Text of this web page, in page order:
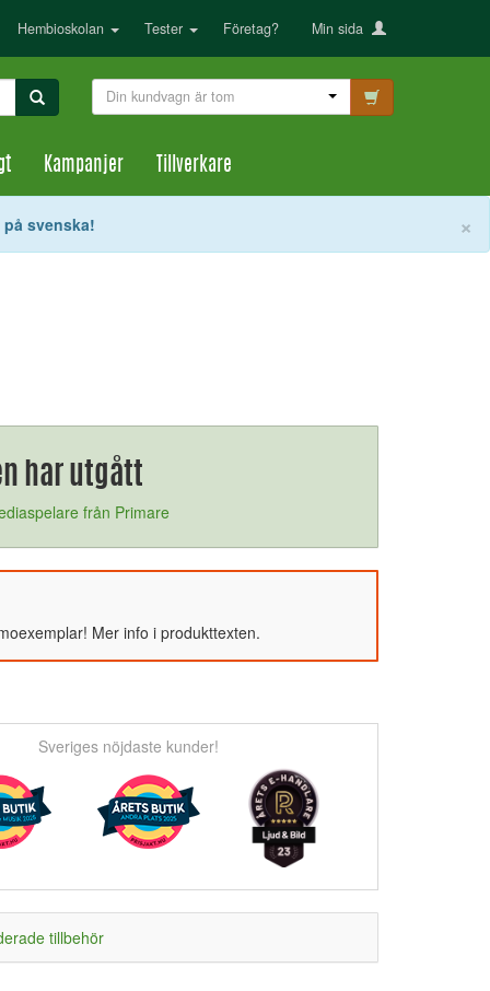
Hembioskolan Tester Företag? Min sida
Din kundvagn är tom
Kampanjer Tillverkare
×
svenska!
har utgått
från Primare
Mer info i produkttexten.
Sveriges nöjdaste kunder!
tillbehör